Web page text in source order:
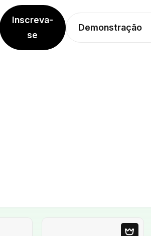
Inscreva-
se
Demonstração